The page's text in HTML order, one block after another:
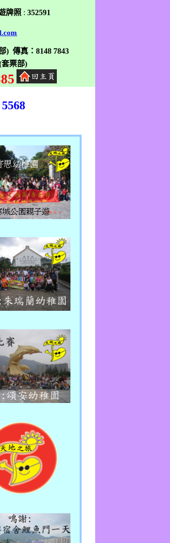
牌照 :352591
)傳真 ：8148 7843
套票部)